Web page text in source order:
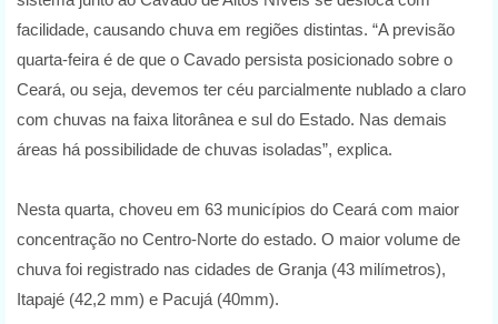
facilidade, causando chuva em regiões distintas. “A previsão
quarta-feira é de que o Cavado persista posicionado sobre o
Ceará, ou seja, devemos ter céu parcialmente nublado a claro
com chuvas na faixa litorânea e sul do Estado. Nas demais
áreas há possibilidade de chuvas isoladas”, explica.
Nesta quarta, choveu em 63 municípios do Ceará com maior
concentração no Centro-Norte do estado. O maior volume de
chuva foi registrado nas cidades de Granja (43 milímetros),
Itapajé (42,2 mm) e Pacujá (40mm).